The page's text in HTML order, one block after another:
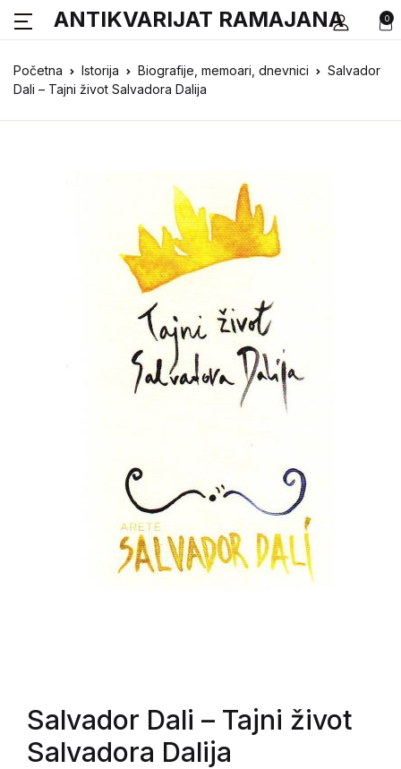
0
ANTIKVARIJAT RAMAJANA
Početna Istorija Biografije, memoari, dnevnici
Salvador
Dali – Tajni život Salvadora Dalija
Salvador Dali – Tajni život
Salvadora Dalija